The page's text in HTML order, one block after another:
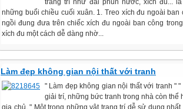
trang trí như đài phun nước, xích đu...
những buổi chiều cuối xuân. 1. Treo xích đu ngoài
ngồi đung đưa trên chiếc xích đu ngoài ban công
xích đu một cách dễ dàng nhờ...
Làm đẹp không gian nội thất với tranh
" Làm đẹp không gian nội thất với tranh "
giải trí, những bức tranh trong nhà còn thể
gia chủ. " Một trong những vật trang trí dễ sử dụng